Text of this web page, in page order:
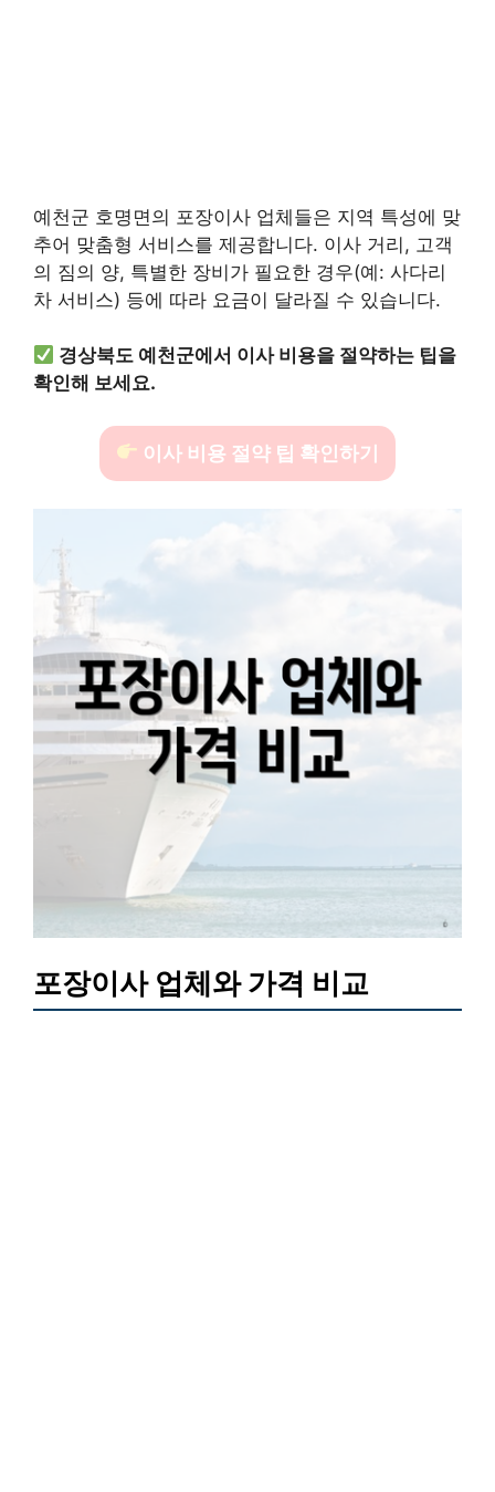
예천군 호명면의 포장이사 업체들은 지역 특성에 맞
추어 맞춤형 서비스를 제공합니다. 이사 거리, 고객
의 짐의 양, 특별한 장비가 필요한 경우(예: 사다리
차 서비스) 등에 따라 요금이 달라질 수 있습니다.
경상북도 예천군에서 이사 비용을 절약하는 팁을
확인해 보세요.
이사 비용 절약 팁 확인하기
포장이사 업체와 가격 비교